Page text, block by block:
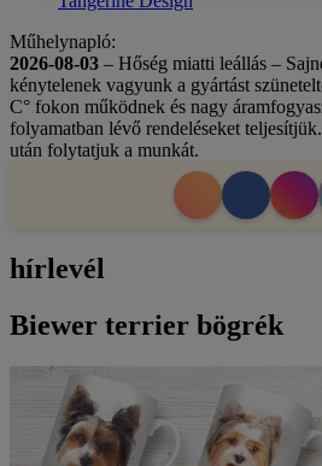
Műhelynapló:
2026-08-03 – Hőség miatti leállás –
kénytelenek vagyunk a gyártást
C° fokon működnek és nagy
folyamatban lévő rendeléseket
után folytatjuk a munkát.
hírlevél
Biewer terrier bögrék